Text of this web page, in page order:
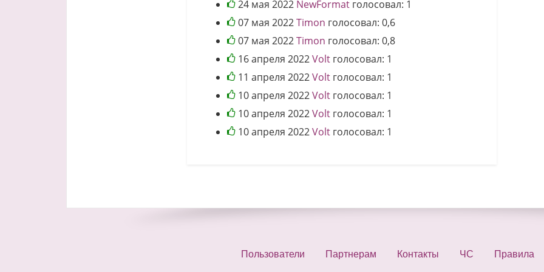
24 мая 2022 NewFormat голосовал: 1
07 мая 2022Timon голосовал:0,6
07 мая 2022Timon голосовал:0,8
16 апреля 2022Volt голосовал: 1
11 апреля 2022Volt голосовал: 1
10 апреля 2022Volt голосовал: 1
10 апреля 2022Volt голосовал: 1
10 апреля 2022Volt голосовал: 1
Пользователи Партнерам Контакты ЧС Правила